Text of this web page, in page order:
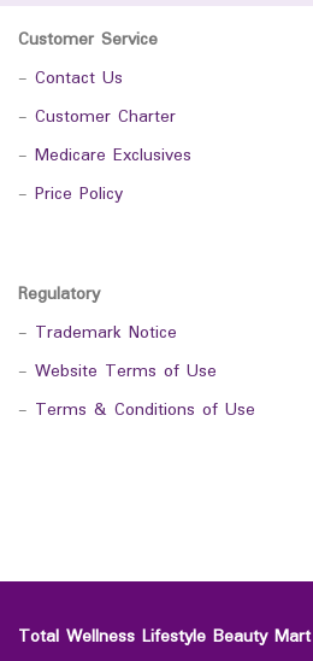
Customer Service
- Contact Us
- Customer Charter
- Medicare Exclusives
- Price Policy
Regulatory
- Trademark Notice
- Website Terms of Use
- Terms & Conditions of Use
Total Wellness Lifestyle Beauty